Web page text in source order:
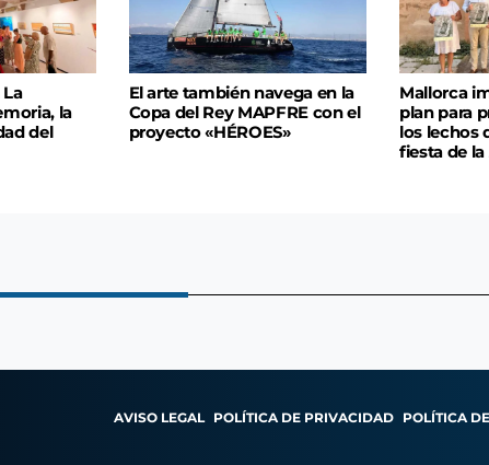
la
del
El arte también navega en la
Copa del Rey MAPFRE con el
proyecto «HÉROES»
Mallorca
plan para
los lechos
fiesta de
AVISO LEGAL POLÍTICA DE PRIVACIDAD POLÍTICA